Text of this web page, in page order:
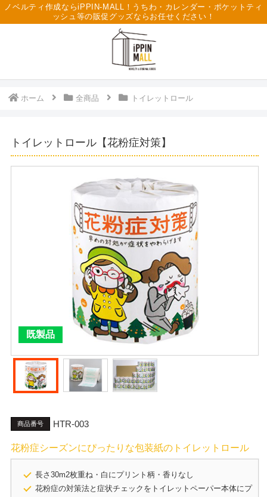
ノベルティ作成ならiPPIN-MALL！うちわ・カレンダー・ポケットティ
ッシュ等の販促グッズならお任せください！
ホーム 全商品 トイレットロール
トイレットロール【花粉症対策】
既製品
商品番号 HTR-003
花粉症シーズンにぴったりな包装紙のトイレットロール
長さ30m2枚重ね・白にプリント柄・香りなし
花粉症の対策法と症状チェックをトイレットペーパー本体にプ